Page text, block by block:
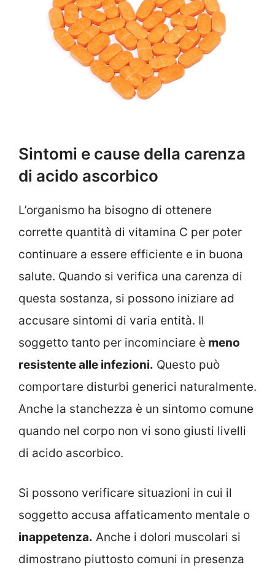
Sintomi e cause della carenza
di acido ascorbico
L’organismo ha bisogno di ottenere
corrette quantità di vitamina C per poter
continuare a essere efficiente e in buona
salute. Quando si verifica una carenza di
questa sostanza, si possono iniziare ad
accusare sintomi di varia entità. Il
soggetto tanto per incominciare è meno
resistente alle infezioni. Questo può
comportare disturbi generici naturalmente.
Anche la stanchezza è un sintomo comune
quando nel corpo non vi sono giusti livelli
di acido ascorbico.
Si possono verificare situazioni in cui il
soggetto accusa affaticamento mentale o
inappetenza. Anche i dolori muscolari si
dimostrano piuttosto comuni in presenza